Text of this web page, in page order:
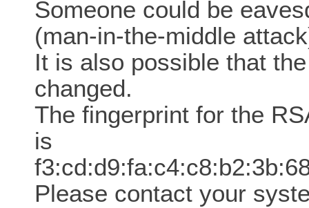
Someone could be
(man-in-the-middle
It is also possible that
changed.
The fingerprint for the
is
Please contact your